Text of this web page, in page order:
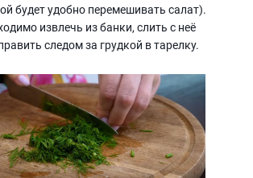
будет удобно перемешивать салат).
извлечь из банки, слить с неё
следом за грудкой в тарелку.